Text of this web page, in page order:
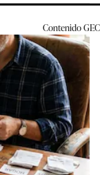
ContenidoGEC